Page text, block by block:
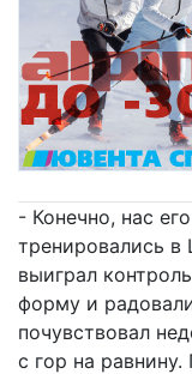
- Конечно, нас
тренировались в
выиграл
форму и
почувствовал
с гор на